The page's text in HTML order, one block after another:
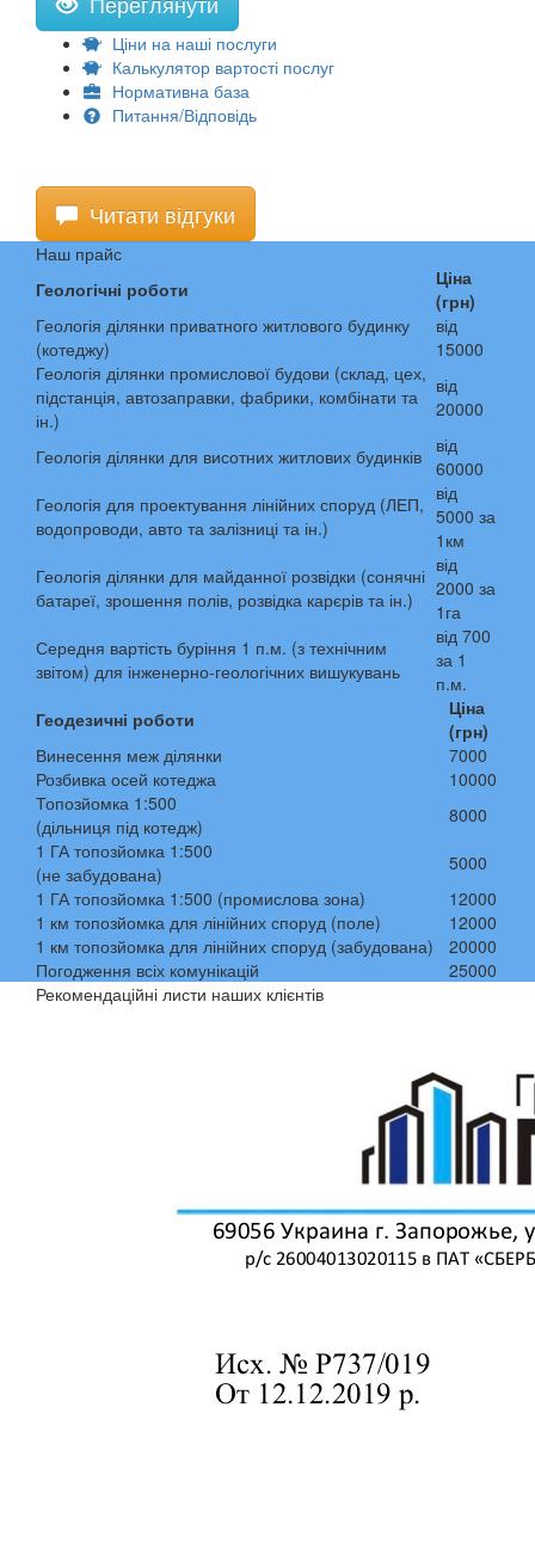
Ціни на наші послуги
Калькулятор вартості послуг
Нормативна база
Питання/Відповідь
Читати відгуки
Наш прайс
Геологічні роботи
Ціна
(грн)
Геологія ділянки приватного житлового будинку
(котеджу)
від
15000
Геологія ділянки промислової будови (склад, цех,
підстанція, автозаправки, фабрики, комбінати та
ін.)
від
20000
Геологія ділянки для висотних житлових будинків
від
60000
Геологія для проектування лінійних споруд (ЛЕП,
водопроводи, авто та залізниці та ін.)
від
5000 за
1км
Геологія ділянки для майданної розвідки (сонячні
батареї, зрошення полів, розвідка карєрів та ін.)
від
2000 за
1га
Середня вартість буріння 1 п.м. (з технічним
звітом) для інженерно-геологічних вишукувань
від 700
за 1
п.м.
Геодезичні роботи
Ціна
(грн)
Винесення меж ділянки
7000
Розбивка осей котеджа
10000
Топозйомка 1:500
(дільниця під котедж)
8000
1 ГА топозйомка 1:500
(не забудована)
5000
1 ГА топозйомка 1:500 (промислова зона)
12000
1 км топозйомка для лінійних споруд (поле)
12000
1 км топозйомка для лінійних споруд (забудована)
20000
Погодження всіх комунікацій
25000
Рекомендаційні листи наших клієнтів